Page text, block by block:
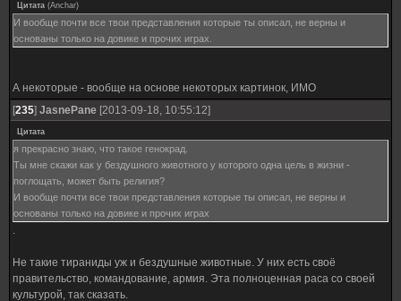
Цитата (Anchar)
И вообще почти все твои представления которые ты описал, не верны и
основаны только на довике и прочих играх.
А некоторые - вообще на основе некоторых картинок, ИМО
[235] JasnePane [2013-09-18, 10:55:12]
Цитата
я прекрасно знаю, что такое генокрад.
Ты мне скажи как у бездушного животного у которого одна цель в жизни -
поглощать, может быть религия?
И вообще почти все твои представления которые ты описал, не верны и
основаны только на довике и прочих играх
.
Не такие тираниды уж и бездушные животные. У них есть своё
правительство, командование, армия. Эта полноценная раса со своей
культурой, так сказать.